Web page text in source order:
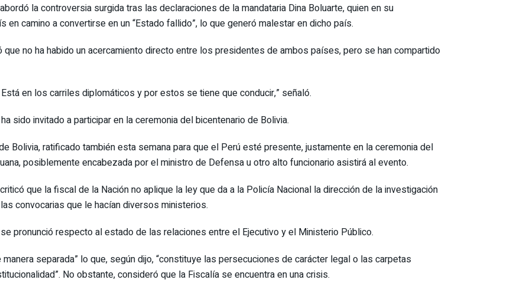
la controversia surgida tras las declaraciones de la mandataria Dina Boluarte, quien en su
camino a convertirse en un “Estado fallido”, lo que generó malestar en dicho país.
no ha habido un acercamiento directo entre los presidentes de ambos países, pero se han compartido
en los carriles diplomáticos y por estos se tiene que conducir,” señaló.
sido invitado a participar en la ceremonia del bicentenario de Bolivia.
Bolivia, ratificado también esta semana para que el Perú esté presente, justamente en la ceremonia del
posiblemente encabezada por el ministro de Defensa u otro alto funcionario asistirá al evento.
que la fiscal de la Nación no aplique la ley que da a la Policía Nacional la dirección de la investigación
convocarias que le hacían diversos ministerios.
pronunció respecto al estado de las relaciones entre el Ejecutivo y el Ministerio Público.
separada” lo que, según dijo, “constituye las persecuciones de carácter legal o las carpetas
No obstante, consideró que la Fiscalía se encuentra en una crisis.